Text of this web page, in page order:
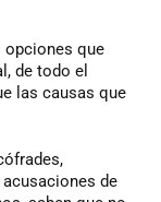
opciones que
de todo el
las causas que
de